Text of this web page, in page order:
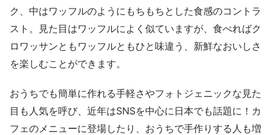
ク、中はワッフルのようにもちもちとした食感のコントラ
スト。見た目はワッフルによく似ていますが、食べればク
ロワッサンともワッフルともひと味違う、新鮮なおいしさ
を楽しむことができます。
おうちでも簡単に作れる手軽さやフォトジェニックな見た
目も人気を呼び、近年はSNSを中心に日本でも話題に！カ
フェのメニューに登場したり、おうちで手作りする人も増